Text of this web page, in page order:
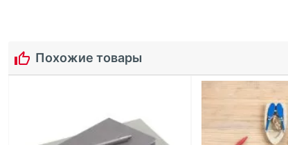
Похожие товары